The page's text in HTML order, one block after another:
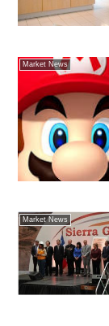
Market News
Market News